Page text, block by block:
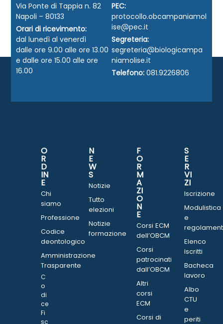
Via Ponte di Tappia n. 82
Napoli – 80133
Orari di ricevimento:
dal lunedì al venerdì
dalle ore 9.00 alle ore 13.00
e dalle ore 15.00 alle ore
16.00
PEC:
protocollo.obcampaniamol
ise@pec.it
Segreteria:
segreteria@biologicampa
niamolise.it
Telefono: 081.9226806
O
R
D
IN
E
Chi
siamo
Professione
Codice
deontologico
Amministrazione
Trasparente
C
o
di
ce
Fi
sc
N
E
W
S
Notizie
Tutto
elezioni
Notizie
formazione
F
O
R
M
A
ZI
O
N
E
Corsi ECM
dell’OBCM
Corsi
patrocinati
dall’OBCM
Altri
corsi
ECM
Corsi di
S
E
R
VI
ZI
Iscrizione
Modulistica
e
Elenco
Iscritti
Bacheca
lavoro
Albo
CTU
e
periti